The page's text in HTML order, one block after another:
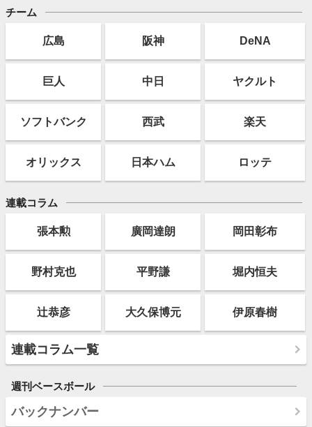
チーム
広島 阪神 DeNA
巨人 中日 ヤクルト
ソフトバンク 西武 楽天
オリックス 日本ハム ロッテ
連載コラム
張本勲 廣岡達朗 岡田彰布
野村克也 平野謙 堀内恒夫
辻恭彦 大久保博元 伊原春樹
連載コラム一覧
週刊ベースボール
バックナンバー